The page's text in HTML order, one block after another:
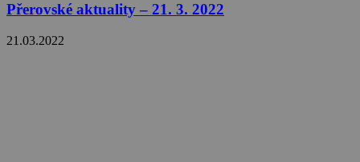
Přerovské aktuality – 21. 3. 2022
21.03.2022